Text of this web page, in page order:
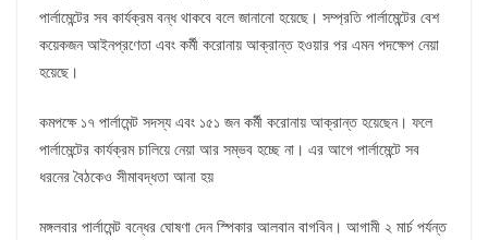
পার্লামেন্টের সব কার্যক্রম বন্ধ থাকবে বলে জানানো হয়েছে। সম্প্রতি পার্লামেন্টের বেশ
কয়েকজন আইনপ্রণেতা এবং কর্মী করোনায় আক্রান্ত হওয়ার পর এমন পদক্ষেপ নেয়া
হয়েছে।
কমপক্ষে ১৭ পার্লামেন্ট সদস্য এবং ১৫১ জন কর্মী করোনায় আক্রান্ত হয়েছেন। ফলে
পার্লামেন্টের কার্যক্রম চালিয়ে নেয়া আর সম্ভব হচ্ছে না। এর আগে পার্লামেন্টে সব
ধরনের বৈঠকেও সীমাবদ্ধতা আনা হয়
মঙ্গলবার পার্লামেন্ট বন্ধের ঘোষণা দেন স্পিকার আলবান বাগবিন। আগামী ২ মার্চ পর্যন্ত